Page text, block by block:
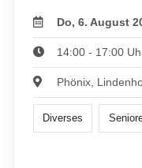
Do, 6. August
14:00 - 17:00
Phönix,
Diverses